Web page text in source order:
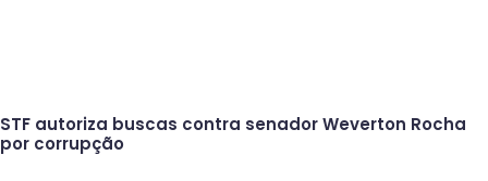
STF autoriza buscas contra senador Weverton Rocha
por corrupção